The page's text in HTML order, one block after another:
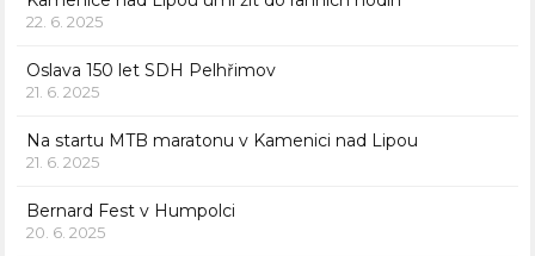
22. 6. 2025
Oslava 150 let SDH Pelhřimov
21. 6. 2025
Na startu MTB maratonu v Kamenici nad Lipou
21. 6. 2025
Bernard Fest v Humpolci
20. 6. 2025